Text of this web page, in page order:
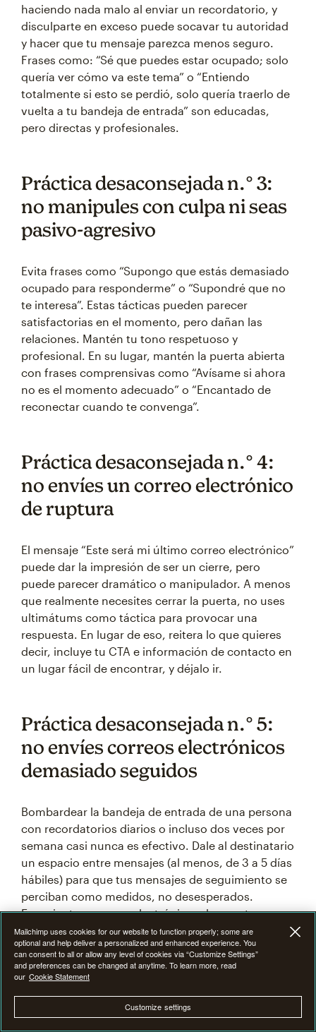
haciendo nada malo al enviar un recordatorio, y
disculparte en exceso puede socavar tu autoridad
y hacer que tu mensaje parezca menos seguro.
Frases como: “Sé que puedes estar ocupado; solo
quería ver cómo va este tema” o “Entiendo
totalmente si esto se perdió, solo quería traerlo de
vuelta a tu bandeja de entrada” son educadas,
pero directas y profesionales.
Práctica desaconsejada n.° 3:
no manipules con culpa ni seas
pasivo-agresivo
Evita frases como “Supongo que estás demasiado
ocupado para responderme” o “Supondré que no
te interesa”. Estas tácticas pueden parecer
satisfactorias en el momento, pero dañan las
relaciones. Mantén tu tono respetuoso y
profesional. En su lugar, mantén la puerta abierta
con frases comprensivas como “Avísame si ahora
no es el momento adecuado” o “Encantado de
reconectar cuando te convenga”.
Práctica desaconsejada n.° 4:
no envíes un correo electrónico
de ruptura
El mensaje “Este será mi último correo electrónico”
puede dar la impresión de ser un cierre, pero
puede parecer dramático o manipulador. A menos
que realmente necesites cerrar la puerta, no uses
ultimátums como táctica para provocar una
respuesta. En lugar de eso, reitera lo que quieres
decir, incluye tu CTA e información de contacto en
un lugar fácil de encontrar, y déjalo ir.
Práctica desaconsejada n.° 5:
no envíes correos electrónicos
demasiado seguidos
Bombardear la bandeja de entrada de una persona
con recordatorios diarios o incluso dos veces por
semana casi nunca es efectivo. Dale al destinatario
un espacio entre mensajes (al menos, de 3 a 5 días
hábiles) para que tus mensajes de seguimiento se
perciban como medidos, no desesperados.
Espaciar tus correos electrónicos demuestra
respeto por el tiempo del destinatario y aumenta
las probabilidades de que tu mensaje sea leído y
considerado en lugar de ser ignorado.
Alternativas a los toques
Mailchimp uses cookies for our website to function properly; some are
optional and help deliver a personalized and enhanced experience. You
can consent to all or allow any level of cookies via “Customize Settings”
and preferences can be changed at anytime. To learn more, read
our Cookie Statement
Customize settings